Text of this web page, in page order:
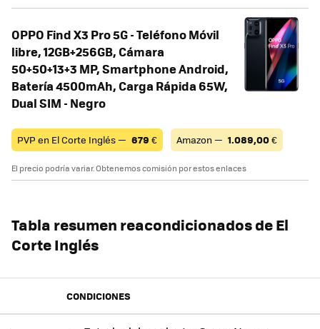
OPPO Find X3 Pro 5G - Teléfono Móvil
libre, 12GB+256GB, Cámara
50+50+13+3 MP, Smartphone Android,
Batería 4500mAh, Carga Rápida 65W,
Dual SIM - Negro
PVP en El Corte Inglés — 679 € Amazon — 1.089,00€
El precio podría variar. Obtenemos comisión por estos enlaces
Tabla resumen reacondicionados de El
Corte Inglés
CONDICIONES